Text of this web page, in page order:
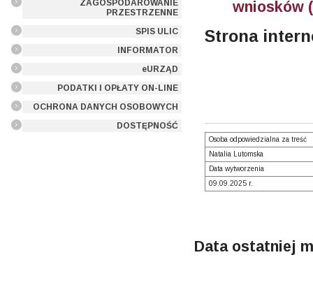
ZAGOSPODAROWANIE
PRZESTRZENNE
SPIS ULIC
INFORMATOR
eURZĄD
PODATKI I OPŁATY ON-LINE
OCHRONA DANYCH OSOBOWYCH
DOSTĘPNOŚĆ
wniosków
Strona
Osoba odpowiedzialna za treść
Natalia Lutomska
Data wytworzenia
09.09.2025 r.
Data ostatniej